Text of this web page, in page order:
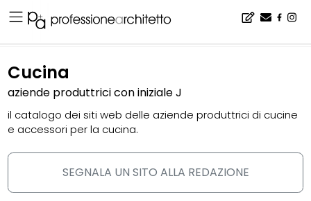
Cucina
aziende produttrici con iniziale J
il catalogo dei siti web delle aziende produttrici di cucine
e accessori per la cucina.
SEGNALA UN SITO ALLA REDAZIONE